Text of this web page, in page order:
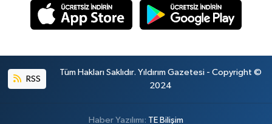
RSS
Tüm Hakları Saklıdır. Yıldırım Gazetesi - Copyright ©
2024
Haber Yazılımı: TE Bilişim